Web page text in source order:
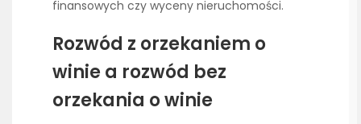
finansowych czy wyceny nieruchomości.
Rozwód z orzekaniem o
winie a rozwód bez
orzekania o winie